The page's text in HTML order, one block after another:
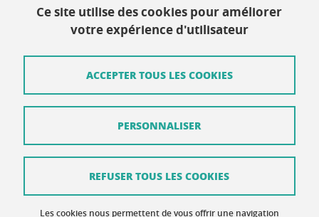
Crédits
Données personnelles
Gestion des cookies
Accessibilité : non conforme
Ce site utilise des cookies pour améliorer
votre expérience d'utilisateur
Les cookies nous permettent de vous offrir une navigation
ACCEPTER TOUS LES COOKIES
REFUSER TOUS LES COOKIES
PERSONNALISER